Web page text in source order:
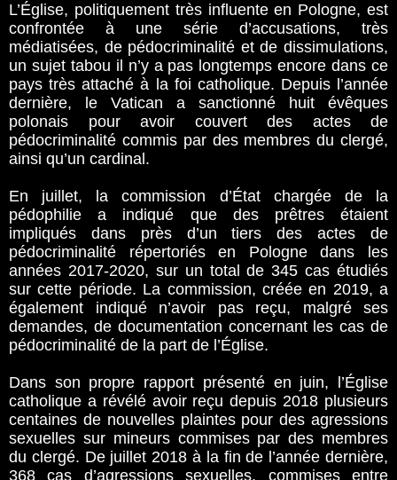
L’Église, politiquement très influente en Pologne, est
confrontée à une série d’accusations, très
médiatisées, de pédocriminalité et de dissimulations,
un sujet tabou il n’y a pas longtemps encore dans ce
pays très attaché à la foi catholique. Depuis l’année
dernière, le Vatican a sanctionné huit évêques
polonais pour avoir couvert des actes de
pédocriminalité commis par des membres du clergé,
ainsi qu’un cardinal.
En juillet, la commission d’État chargée de la
pédophilie a indiqué que des prêtres étaient
impliqués dans près d’un tiers des actes de
pédocriminalité répertoriés en Pologne dans les
années 2017-2020, sur un total de 345 cas étudiés
sur cette période. La commission, créée en 2019, a
également indiqué n’avoir pas reçu, malgré ses
demandes, de documentation concernant les cas de
pédocriminalité de la part de l’Église.
Dans son propre rapport présenté en juin, l’Église
catholique a révélé avoir reçu depuis 2018 plusieurs
centaines de nouvelles plaintes pour des agressions
sexuelles sur mineurs commises par des membres
du clergé. De juillet 2018 à la fin de l’année dernière,
368 cas d’agressions sexuelles, commises entre